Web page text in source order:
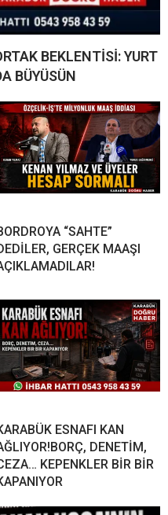
BEKLENTİSİ: YURT
BÜYÜSÜN
“SAHTE”
GERÇEK MAAŞI
ESNAFI KAN
DENETİM,
KEPENKLER BİR BİR